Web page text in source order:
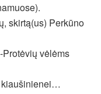
skirtą(us) Perkūno
vėlėms